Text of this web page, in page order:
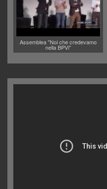
Assemblea "Noi che credevamo
nella BPVi"